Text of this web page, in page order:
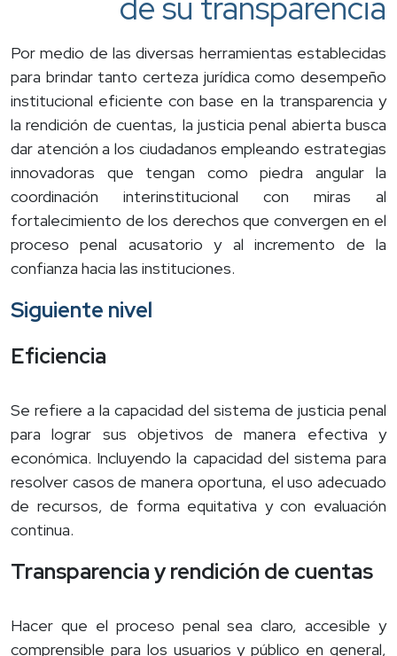
Por medio de las diversas herramientas establecidas
para brindar tanto certeza jurídica como desempeño
institucional eficiente con base en la transparencia y
la rendición de cuentas, la justicia penal abierta busca
dar atención a los ciudadanos empleando estrategias
innovadoras que tengan como piedra angular la
coordinación interinstitucional con miras al
fortalecimiento de los derechos que convergen en el
proceso penal acusatorio y al incremento de la
confianza hacia las instituciones.
Siguiente nivel
Eficiencia
Se refiere a la capacidad del sistema de justicia penal
para lograr sus objetivos de manera efectiva y
económica. Incluyendo la capacidad del sistema para
resolver casos de manera oportuna, el uso adecuado
de recursos, de forma equitativa y con evaluación
continua.
Transparencia y rendición de cuentas
Hacer que el proceso penal sea claro, accesible y
comprensible para los usuarios y público en general,